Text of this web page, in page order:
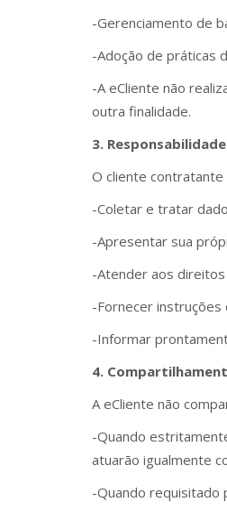
-Gerenciamento de
-Adoção de práticas
-A eCliente não
outra finalidade.
3.
O cliente
-Coletar e tratar
-Apresentar sua
-Atender aos
-Fornecer instruções
-Informar
4.
A eCliente não
-Quando
atuarão igualmente
-Quando requisitado